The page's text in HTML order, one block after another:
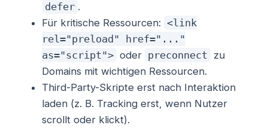
defer .
Für kritische Ressourcen: <link
rel="preload" href="..."
as="script"> oder preconnect zu
Domains mit wichtigen Ressourcen.
Third-Party-Skripte erst nach Interaktion
laden (z. B. Tracking erst, wenn Nutzer
scrollt oder klickt).